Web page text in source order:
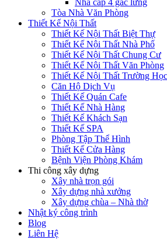
Nhà cấp 4 gác lửng
Tòa Nhà Văn Phòng
Thiết Kế Nội Thất
Thiết Kế Nội Thất Biệt Thự
Thiết Kế Nội Thất Nhà Phố
Thiết Kế Nội Thất Chung Cư
Thiết Kế Nội Thất Văn Phòng
Thiết Kế Nội Thất Trường Học
Căn Hộ Dịch Vụ
Thiết Kế Quán Cafe
Thiết Kế Nhà Hàng
Thiết Kế Khách Sạn
Thiết Kế SPA
Phòng Tập Thể Hình
Thiết Kế Cửa Hàng
Bệnh Viện Phòng Khám
Thi công xây dựng
Xây nhà trọn gói
Xây dựng nhà xưởng
Xây dựng chùa – Nhà thờ
Nhật ký công trình
Blog
Liên Hệ